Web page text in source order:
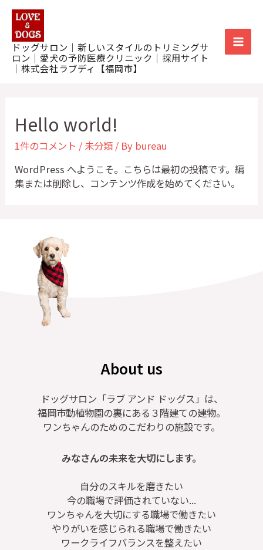
ドッグサロン｜新しいスタイルのトリミングサ
ロン｜愛犬の予防医療クリニック｜採用サイト
｜株式会社ラブディ【福岡市】
Hello world!
1件のコメント / 未分類 / By bureau
WordPress へようこそ。こちらは最初の投稿です。編
集または削除し、コンテンツ作成を始めてください。
About us
ドッグサロン「ラブ アンド ドッグス」は、
福岡市動植物園の裏にある３階建ての建物。
ワンちゃんのためのこだわりの施設です。
みなさんの未来を大切にします。
自分のスキルを磨きたい
今の職場で評価されていない...
ワンちゃんを大切にする職場で働きたい
やりがいを感じられる職場で働きたい
ワークライフバランスを整えたい